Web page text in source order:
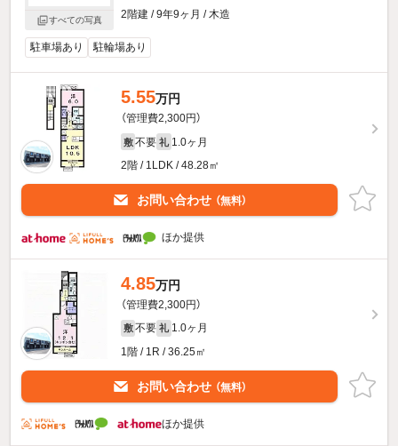
すべての写真
2階建 / 9年9ヶ月 / 木造
駐車場あり 駐輪場あり
5.55万円
（管理費2,300円）
敷 不要 礼 1.0ヶ月
2階 / 1LDK / 48.28㎡
お問い合わせ （無料）
ほか提供
4.85万円
（管理費2,300円）
敷 不要 礼 1.0ヶ月
1階 / 1R / 36.25㎡
お問い合わせ （無料）
ほか提供